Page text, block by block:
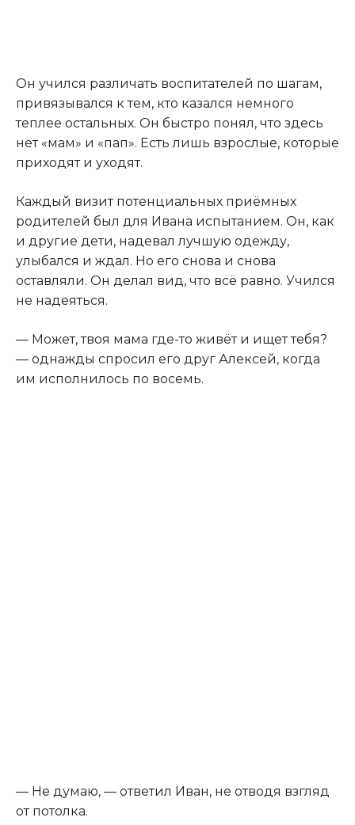
Он учился различать воспитателей по шагам,
привязывался к тем, кто казался немного
теплее остальных. Он быстро понял, что здесь
нет «мам» и «пап». Есть лишь взрослые, которые
приходят и уходят.
Каждый визит потенциальных приёмных
родителей был для Ивана испытанием. Он, как
и другие дети, надевал лучшую одежду,
улыбался и ждал. Но его снова и снова
оставляли. Он делал вид, что всё равно. Учился
не надеяться.
— Может, твоя мама где-то живёт и ищет тебя?
— однажды спросил его друг Алексей, когда
им исполнилось по восемь.
— Не думаю, — ответил Иван, не отводя взгляд
от потолка.